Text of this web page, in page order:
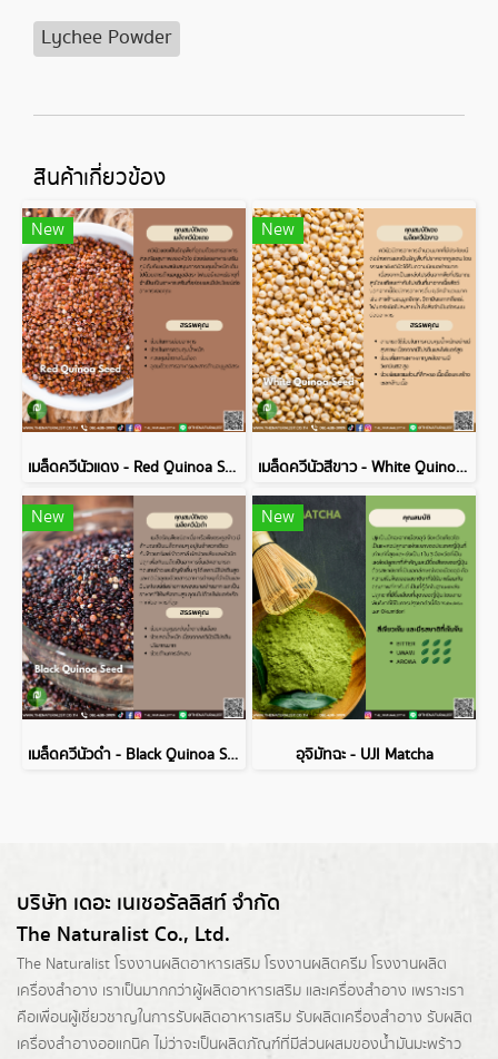
Lychee Powder
สินค้าเกี่ยวข้อง
New
เมล็ดควีนัวแดง - Red Quinoa Seed
New
เมล็ดควีนัวสีขาว - White Quinoa Seed
New
เมล็ดควีนัวดำ - Black Quinoa Seed
New
อุจิมัทฉะ - UJI Matcha
บริษัท เดอะ เนเชอรัลลิสท์ จำกัด
The Naturalist Co., Ltd.
The Naturalist โรงงานผลิตอาหารเสริม โรงงานผลิตครีม โรงงานผลิต
เครื่องสำอาง เราเป็นมากกว่าผู้ผลิตอาหารเสริม และเครื่องสำอาง เพราะเรา
คือเพื่อนผู้เชี่ยวชาญในการรับผลิตอาหารเสริม รับผลิตเครื่องสำอาง รับผลิต
เครื่องสำอางออแกนิค ไม่ว่าจะเป็นผลิตภัณฑ์ที่มีส่วนผสมของน้ำมันมะพร้าว